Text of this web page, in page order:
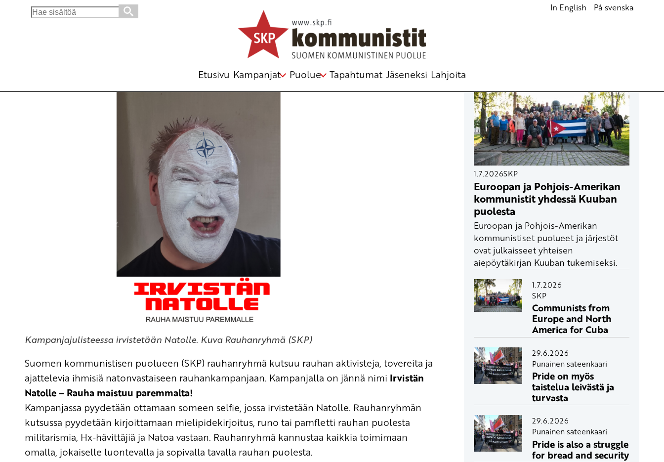
Search
In English På svenska
Etusivu Kampanjat Puolue Tapahtumat Jäseneksi Lahjoita
rauha,Rauha maistuu paremmalle,rauhanryhmä
Kampanjajulisteessa irvistetään Natolle. Kuva Rauhanryhmä (SKP)
Suomen kommunistisen puolueen (SKP) rauhanryhmä kutsuu rauhan aktivisteja, tovereita ja
ajattelevia ihmisiä natonvastaiseen rauhankampanjaan. Kampanjalla on jännä nimi Irvistän
Natolle– Rauha maistuu paremmalta!
Kampanjassa pyydetään ottamaan someen selfie, jossa irvistetään Natolle. Rauhanryhmän
kutsussa pyydetään kirjoittamaan mielipidekirjoitus, runo tai pamfletti rauhan puolesta
militarismia, Hx-hävittäjiä ja Natoa vastaan. Rauhanryhmä kannustaa kaikkia toimimaan
omalla, jokaiselle luontevalla ja sopivalla tavalla rauhan puolesta.
1.7.2026SKP
Euroopan ja Pohjois-Amerikan
kommunistit yhdessä Kuuban
puolesta
Euroopan ja Pohjois-Amerikan
kommunistiset puolueet ja järjestöt
ovat julkaisseet yhteisen
aiepöytäkirjan Kuuban tukemiseksi.
1.7.2026
SKP
Communists from
Europe and North
America for Cuba
29.6.2026
Punainen sateenkaari
Pride on myös
taistelua leivästä ja
turvasta
29.6.2026
Punainen sateenkaari
Pride is also a struggle
for bread and security